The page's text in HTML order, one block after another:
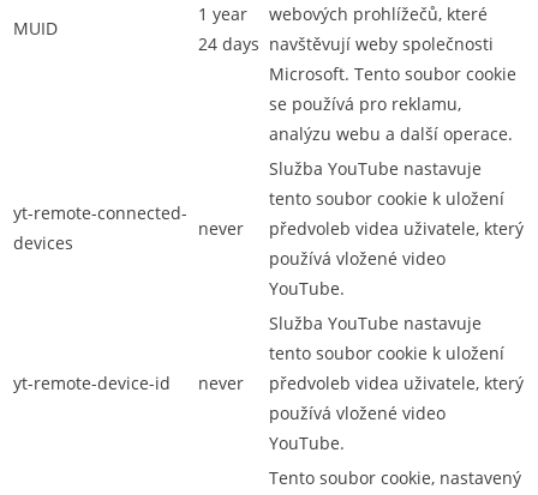
MUID
1 year
24 days
webových prohlížečů, které
navštěvují weby společnosti
Microsoft. Tento soubor cookie
se používá pro reklamu,
analýzu webu a další operace.
yt-remote-connected-
devices
never
Služba YouTube nastavuje
tento soubor cookie k uložení
předvoleb videa uživatele, který
používá vložené video
YouTube.
yt-remote-device-id never
Služba YouTube nastavuje
tento soubor cookie k uložení
předvoleb videa uživatele, který
používá vložené video
YouTube.
Tento soubor cookie, nastavený